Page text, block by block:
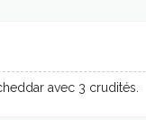
avec 3 crudités.